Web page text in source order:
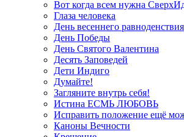
Вот когда всем нужна
Глаза человека
День весеннего равноденствия
День Победы
День Святого Валентина
Десять Заповедей
Дети Индиго
Думайте!
Загляните внутрь себя!
Истина ЕСМЬ ЛЮБОВЬ
Исправить положение ещё
Каноны Вечности